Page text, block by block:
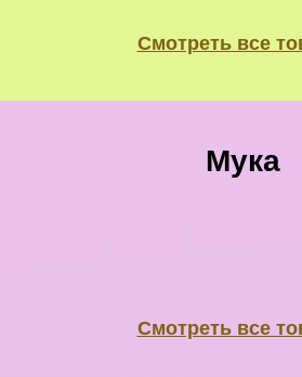
Смотреть все
Мука
Смотреть все